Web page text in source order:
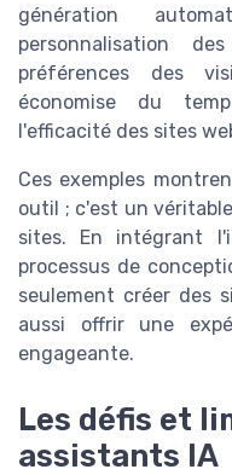
génération
personnalisation
préférences des
économise du
l'efficacité des sites
Ces exemples
outil ; c'est un
sites. En intégrant
processus de
seulement créer des
aussi offrir une
engageante.
Les défis et
assistants IA